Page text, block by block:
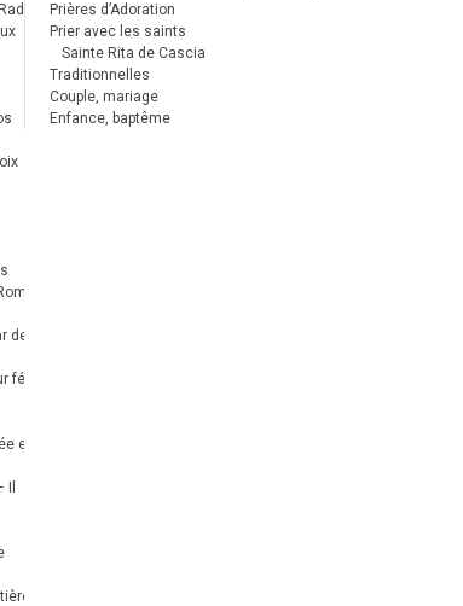
?
des
férié
en
Prières d’Adoration
Prier avec les saints
Sainte Rita de Cascia
Traditionnelles
Couple, mariage
Enfance, baptême